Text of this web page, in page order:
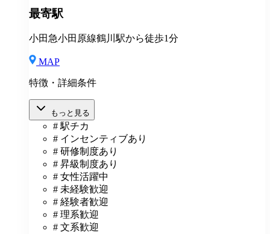
最寄駅
小田急小田原線鶴川駅から徒歩1分
MAP
特徴・詳細条件
もっと見る
# 駅チカ
# インセンティブあり
# 研修制度あり
# 昇級制度あり
# 女性活躍中
# 未経験歓迎
# 経験者歓迎
# 理系歓迎
# 文系歓迎